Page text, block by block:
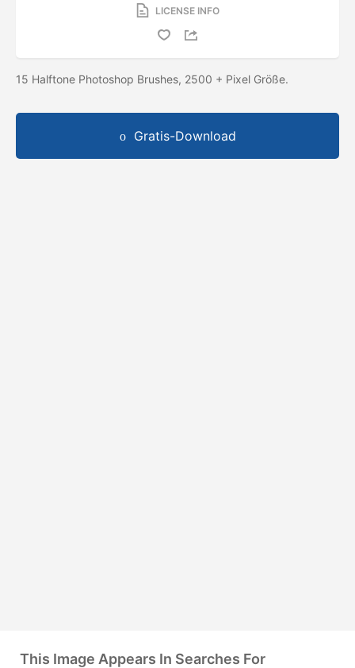
LICENSE INFO
15 Halftone Photoshop Brushes, 2500 + Pixel Größe.
Gratis-Download
This Image Appears In Searches For